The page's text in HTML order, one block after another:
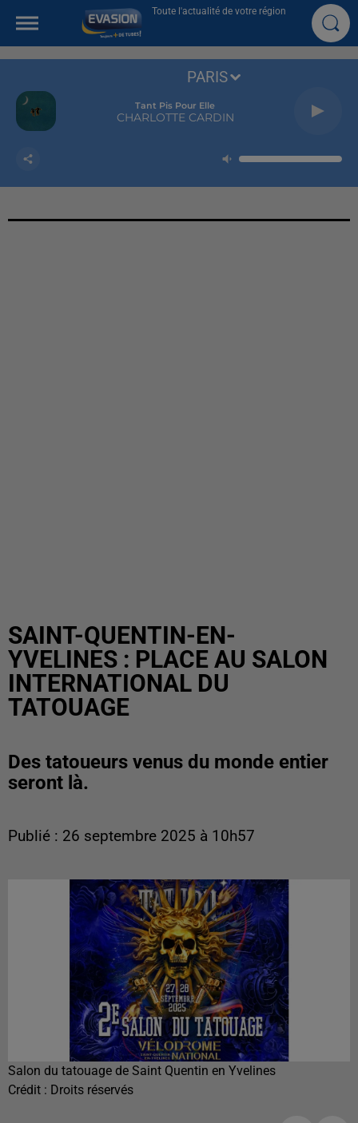
Toute l'actualité de votre région
Tant Pis Pour Elle
CHARLOTTE CARDIN
PARIS
SAINT-QUENTIN-EN-
YVELINES : PLACE AU SALON
INTERNATIONAL DU
TATOUAGE
Des tatoueurs venus du monde entier
seront là.
Publié : 26 septembre 2025 à 10h57
Salon du tatouage de Saint Quentin en Yvelines
Crédit : Droits réservés